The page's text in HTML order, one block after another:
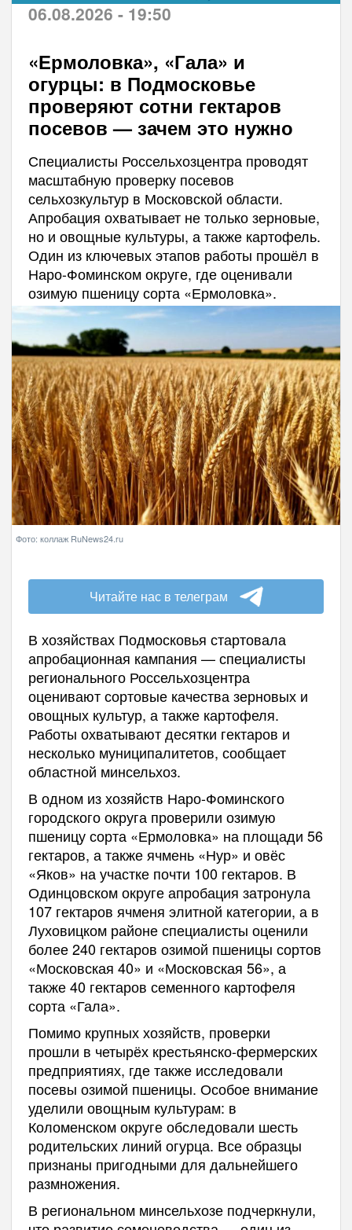
06.08.2026 - 19:50
«Ермоловка», «Гала» и
огурцы: в Подмосковье
проверяют сотни гектаров
посевов — зачем это нужно
Специалисты Россельхозцентра проводят
масштабную проверку посевов
сельхозкультур в Московской области.
Апробация охватывает не только зерновые,
но и овощные культуры, а также картофель.
Один из ключевых этапов работы прошёл в
Наро-Фоминском округе, где оценивали
озимую пшеницу сорта «Ермоловка».
Фото: коллаж RuNews24.ru
Читайте нас в телеграм
В хозяйствах Подмосковья стартовала
апробационная кампания — специалисты
регионального Россельхозцентра
оценивают сортовые качества зерновых и
овощных культур, а также картофеля.
Работы охватывают десятки гектаров и
несколько муниципалитетов, сообщает
областной минсельхоз.
В одном из хозяйств Наро-Фоминского
городского округа проверили озимую
пшеницу сорта «Ермоловка» на площади 56
гектаров, а также ячмень «Нур» и овёс
«Яков» на участке почти 100 гектаров. В
Одинцовском округе апробация затронула
107 гектаров ячменя элитной категории, а в
Луховицком районе специалисты оценили
более 240 гектаров озимой пшеницы сортов
«Московская 40» и «Московская 56», а
также 40 гектаров семенного картофеля
сорта «Гала».
Помимо крупных хозяйств, проверки
прошли в четырёх крестьянско-фермерских
предприятиях, где также исследовали
посевы озимой пшеницы. Особое внимание
уделили овощным культурам: в
Коломенском округе обследовали шесть
родительских линий огурца. Все образцы
признаны пригодными для дальнейшего
размножения.
В региональном минсельхозе подчеркнули,